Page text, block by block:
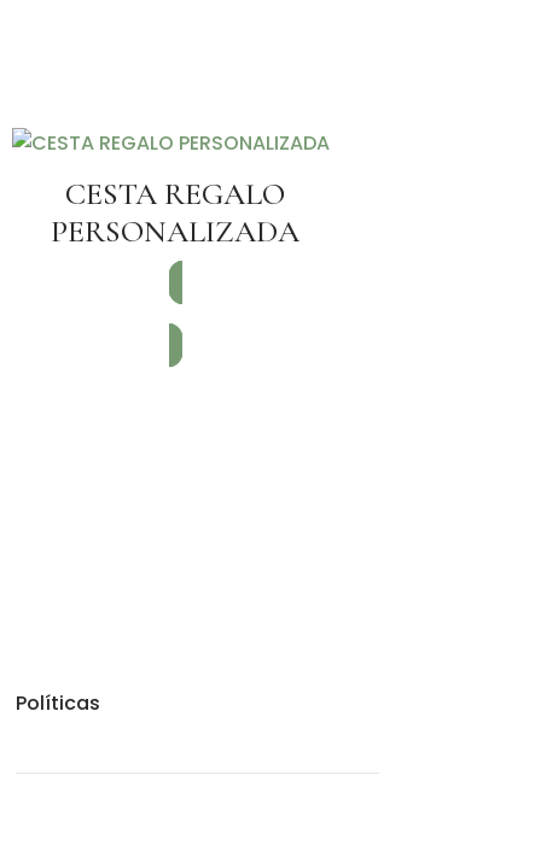
CESTA REGALO
PERSONALIZADA
Políticas